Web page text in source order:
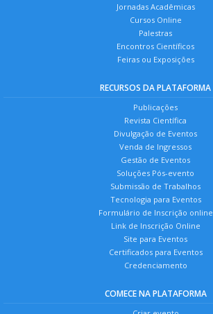
Jornadas Acadêmicas
Cursos Online
Palestras
Encontros Científicos
Feiras ou Exposições
RECURSOS DA PLATAFORMA
Publicações
Revista Científica
Divulgação de Eventos
Venda de Ingressos
Gestão de Eventos
Soluções Pós-evento
Submissão de Trabalhos
Tecnologia para Eventos
Formulário de Inscrição online
Link de Inscrição Online
Site para Eventos
Certificados para Eventos
Credenciamento
COMECE NA PLATAFORMA